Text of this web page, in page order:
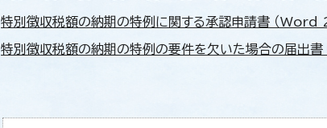
特別徴収税額の納期の特例に関する承認申請書 （Word
特別徴収税額の納期の特例の要件を欠いた場合の届出